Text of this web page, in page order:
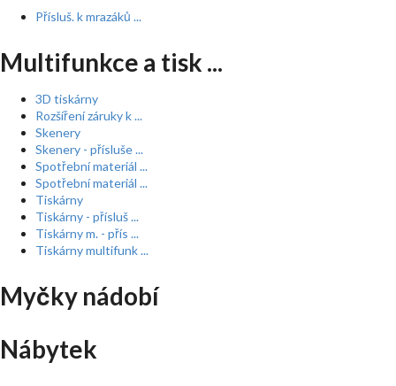
Přísluš. k mrazáků ...
Multifunkce a tisk ...
3D tiskárny
Rozšíření záruky k ...
Skenery
Skenery - přísluše ...
Spotřební materiál ...
Spotřební materiál ...
Tiskárny
Tiskárny - přísluš ...
Tiskárny m. - přís ...
Tiskárny multifunk ...
Myčky nádobí
Nábytek